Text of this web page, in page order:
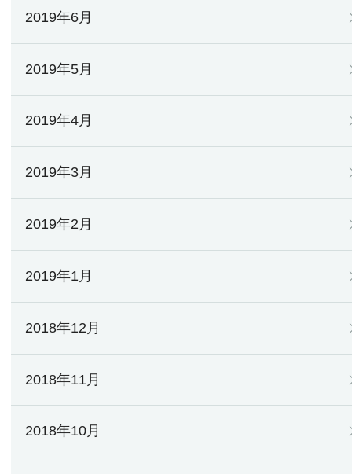
2019年6月
2019年5月
2019年4月
2019年3月
2019年2月
2019年1月
2018年12月
2018年11月
2018年10月